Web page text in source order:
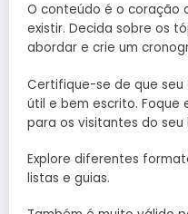
O conteúdo é o coração
existir. Decida sobre os
abordar e crie um
Certifique-se de que
útil e bem escrito. Foque
para os visitantes do seu
Explore diferentes
listas e guias.